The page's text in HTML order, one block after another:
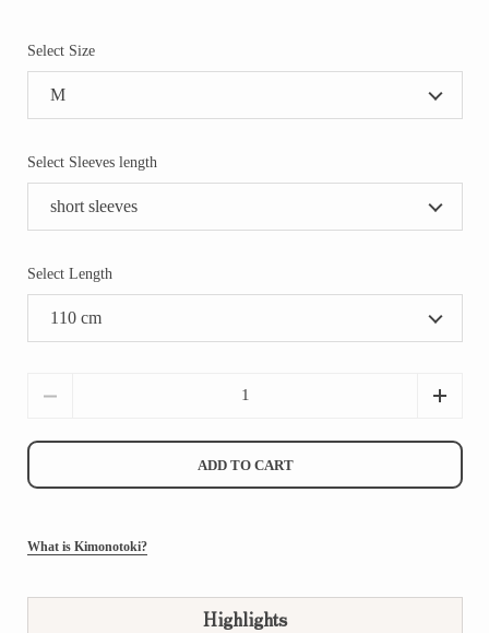
Select Size
Select Sleeves length
Select Length
ADD TO CART
What is Kimonotoki?
Highlights